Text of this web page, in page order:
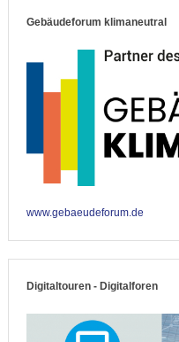
Gebäudeforum klimaneutral
www.gebaeudeforum.de
Digitaltouren - Digitalforen